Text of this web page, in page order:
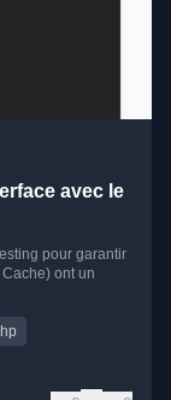
avec le
pour garantir
ont un